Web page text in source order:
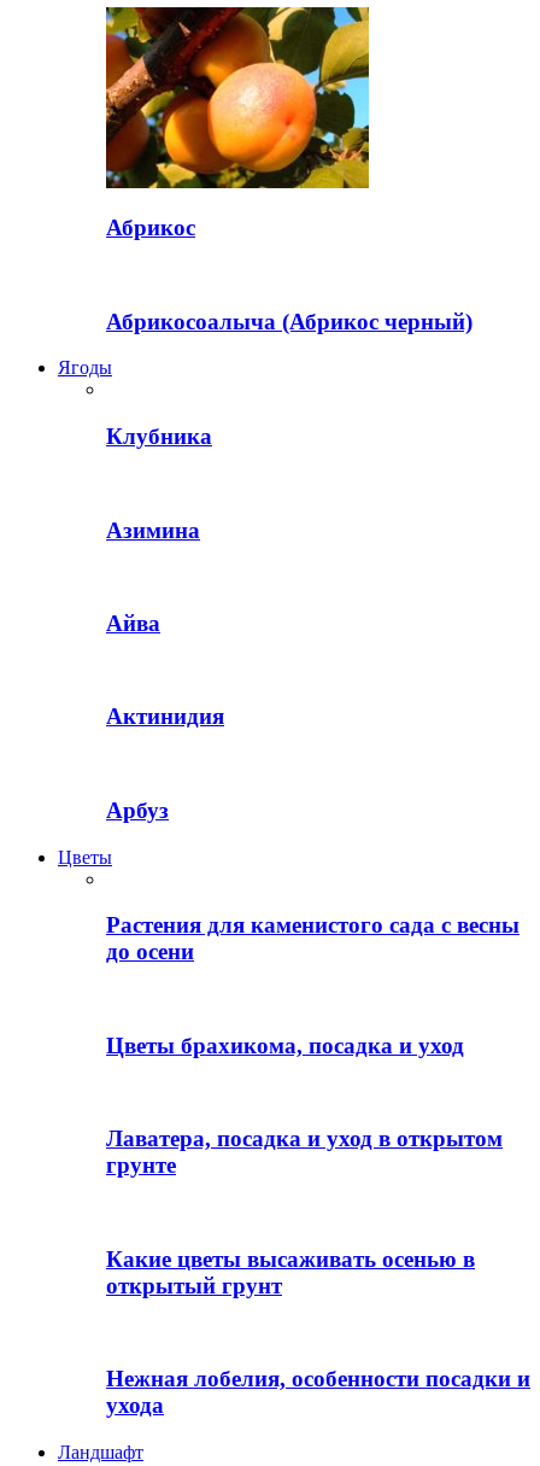
Абрикос
Абрикосоалыча (Абрикос черный)
Ягоды
Клубника
Азимина
Айва
Актинидия
Арбуз
Цветы
Растения для каменистого сада с весны
до осени
Цветы брахикома, посадка и уход
Лаватера, посадка и уход в открытом
грунте
Какие цветы высаживать осенью в
открытый грунт
Нежная лобелия, особенности посадки и
ухода
Ландшафт